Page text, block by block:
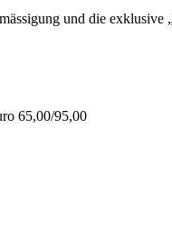
und die exklusive
65,00/95,00